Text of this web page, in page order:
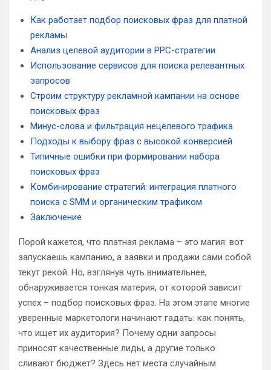
Как работает подбор поисковых фраз для платной
рекламы
Анализ целевой аудитории в PPC-стратегии
Использование сервисов для поиска релевантных
запросов
Строим структуру рекламной кампании на основе
поисковых фраз
Минус-слова и фильтрация нецелевого трафика
Подходы к выбору фраз с высокой конверсией
Типичные ошибки при формировании набора
поисковых фраз
Комбинирование стратегий: интеграция платного
поиска с SMM и органическим трафиком
Заключение
Порой кажется, что платная реклама – это магия: вот
запускаешь кампанию, а заявки и продажи сами собой
текут рекой. Но, взглянув чуть внимательнее,
обнаруживается тонкая материя, от которой зависит
успех – подбор поисковых фраз. На этом этапе многие
уверенные маркетологи начинают гадать: как понять,
что ищет их аудитория? Почему одни запросы
приносят качественные лиды, а другие только
сливают бюджет? Здесь нет места случайным